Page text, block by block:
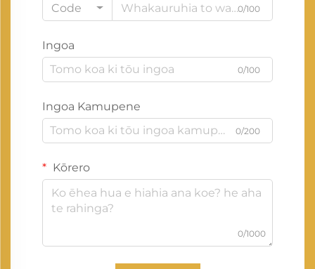
Code
0/100
Ingoa
0/100
Ingoa Kamupene
0/200
Kōrero
0/1000